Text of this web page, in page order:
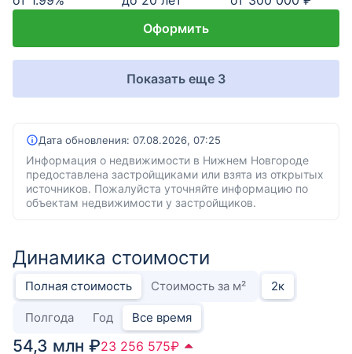
Оформить
Показать еще 3
Дата обновления: 07.08.2026, 07:25
Информация о недвижимости в Нижнем Новгороде
предоставлена застройщиками или взята из открытых
источников. Пожалуйста уточняйте информацию по
объектам недвижимости у застройщиков.
Динамика стоимости
Полная стоимость Стоимость за м² 2к
Полгода Год Все время
54,3 млн ₽23 256 575₽